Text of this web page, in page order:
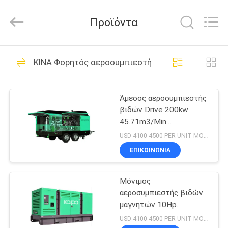
ΣΠΊΤΙ
ΠΡΟΪΌΝΤΑ
ΒΊΝΤΕΟ
ΜΕ
ΕΜΆΣ
ΕΠΙΣΚΕΨΉ
Technology
Rights
δύο επιπέδων
αεροσυμπιεστής
βιδών
24
Ενσωματωμένος
κοπή
65
Προϊόντα
ΚΙΝΑ Φορητός αεροσυμπιεστής βιδών
Άμεσος αεροσυμπιεστής
βιδών Drive 200kw
45.71m3/Min
βιομηχανικός
USD 4100-4500 PER UNIT MOQ:1
ΕΠΙΚΟΙΝΩΝΊΑ
Μόνιμος
αεροσυμπιεστής βιδών
μαγνητών 10Hp
1.06m3/Min